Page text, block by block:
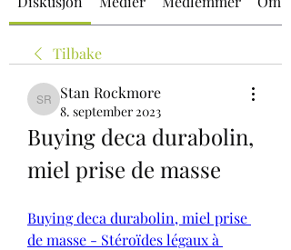
Tilbake
Stan Rockmore
Stan Rockmore
8. september 2023
Buying deca durabolin,
miel prise de masse
Buying deca durabolin, miel prise
de masse - Stéroïdes légaux à